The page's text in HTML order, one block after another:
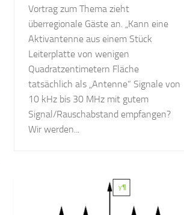
Vortrag zum Thema zieht
überregionale Gäste an. „Kann eine
Aktivantenne aus einem Stück
Leiterplatte von wenigen
Quadratzentimetern Fläche
tatsächlich als „Antenne“ Signale von
10 kHz bis 30 MHz mit gutem
Signal/Rauschabstand empfangen?
Wir werden...